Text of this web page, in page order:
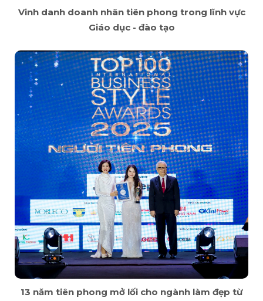
Vinh danh doanh nhân tiên phong trong lĩnh vực
Giáo dục - đào tạo
13 năm tiên phong mở lối cho ngành làm đẹp từ